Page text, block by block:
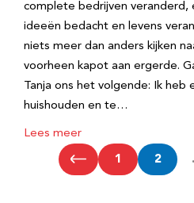
complete bedrijven veranderd,
ideeën bedacht en levens
niets meer dan anders kijken
voorheen kapot aan ergerde.
Tanja ons het volgende: Ik heb
huishouden en te…
Lees meer
1 2